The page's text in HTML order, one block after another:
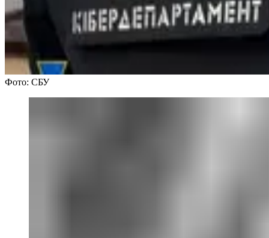
Фото: СБУ